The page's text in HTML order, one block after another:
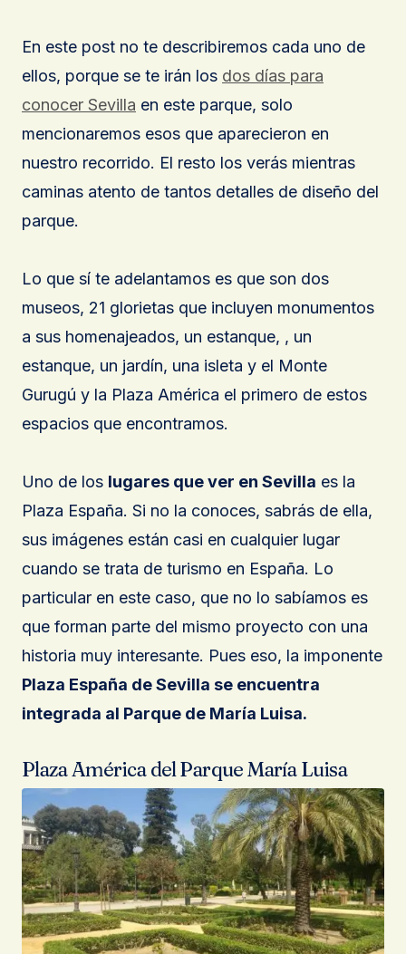
En este post no te describiremos cada uno de
ellos, porque se te irán los dos días para
conocer Sevilla en este parque, solo
mencionaremos esos que aparecieron en
nuestro recorrido. El resto los verás mientras
caminas atento de tantos detalles de diseño del
parque.
Lo que sí te adelantamos es que son dos
museos, 21 glorietas que incluyen monumentos
a sus homenajeados, un estanque, , un
estanque, un jardín, una isleta y el Monte
Gurugú y la Plaza América el primero de estos
espacios que encontramos.
Uno de los lugares que ver en Sevilla es la
Plaza España. Si no la conoces, sabrás de ella,
sus imágenes están casi en cualquier lugar
cuando se trata de turismo en España. Lo
particular en este caso, que no lo sabíamos es
que forman parte del mismo proyecto con una
historia muy interesante. Pues eso, la imponente
Plaza España de Sevilla se encuentra
integrada al Parque de María Luisa.
Plaza América del Parque María Luisa